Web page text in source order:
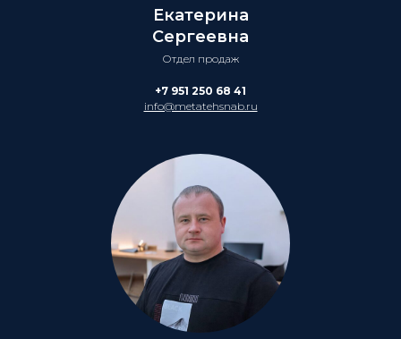
Екатерина
Сергеевна
Отдел продаж
+7 951 250 68 41
info@metatehsnab.ru